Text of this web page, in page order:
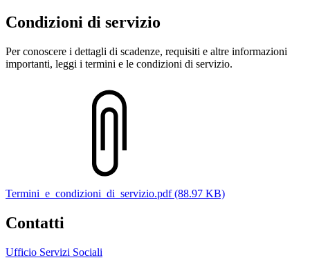
Condizioni di servizio
Per conoscere i dettagli di scadenze, requisiti e altre informazioni
importanti, leggi i termini e le condizioni di servizio.
Termini_e_condizioni_di_servizio.pdf (88.97 KB)
Contatti
Ufficio Servizi Sociali